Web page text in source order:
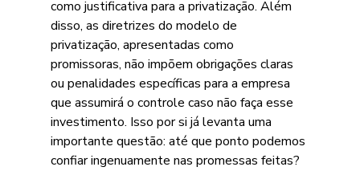
como justificativa para a privatização. Além
disso, as diretrizes do modelo de
privatização, apresentadas como
promissoras, não impõem obrigações claras
ou penalidades específicas para a empresa
que assumirá o controle caso não faça esse
investimento. Isso por si já levanta uma
importante questão: até que ponto podemos
confiar ingenuamente nas promessas feitas?